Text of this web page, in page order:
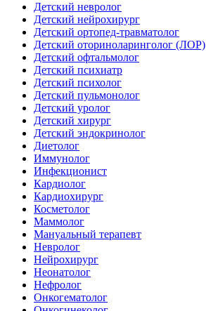
Детский невролог
Детский нейрохирург
Детский ортопед-травматолог
Детский оториноларинголог (ЛОР)
Детский офтальмолог
Детский психиатр
Детский психолог
Детский пульмонолог
Детский уролог
Детский хирург
Детский эндокринолог
Диетолог
Иммунолог
Инфекционист
Кардиолог
Кардиохирург
Косметолог
Маммолог
Мануальный терапевт
Невролог
Нейрохирург
Неонатолог
Нефролог
Онкогематолог